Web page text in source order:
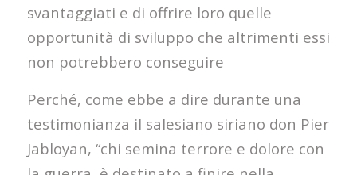
svantaggiati e di offrire loro quelle
opportunità di sviluppo che altrimenti essi
non potrebbero conseguire
Perché, come ebbe a dire durante una
testimonianza il salesiano siriano don Pier
Jabloyan, “chi semina terrore e dolore con